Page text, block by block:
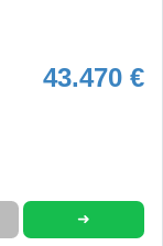
43.470 €
➜